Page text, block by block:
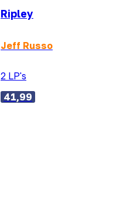
Ripley
Jeff Russo
2 LP's
41,99